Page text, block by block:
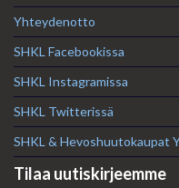
Yhteydenotto
SHKL Facebookissa
SHKL Instagramissa
SHKL Twitterissä
SHKL & Hevoshuutokaupat
Tilaa uutiskirjeemme